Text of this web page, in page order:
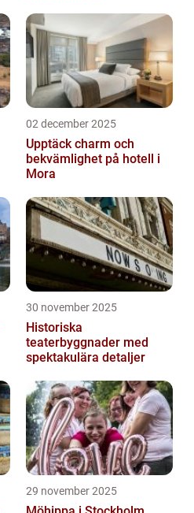
02 december 2025
Upptäck charm och
bekvämlighet på hotell i
Mora
30 november 2025
Historiska
teaterbyggnader med
spektakulära detaljer
29 november 2025